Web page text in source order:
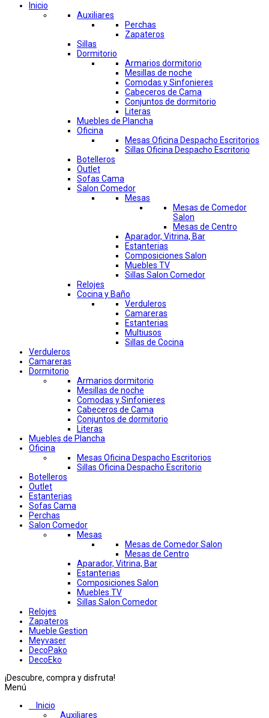
Inicio
Auxiliares
Perchas
Zapateros
Sillas
Dormitorio
Armarios dormitorio
Mesillas de noche
Comodas y Sinfonieres
Cabeceros de Cama
Conjuntos de dormitorio
Literas
Muebles de Plancha
Oficina
Mesas Oficina Despacho Escritorios
Sillas Oficina Despacho Escritorio
Botelleros
Outlet
Sofas Cama
Salon Comedor
Mesas
Mesas de Comedor
Salon
Mesas de Centro
Aparador, Vitrina, Bar
Estanterias
Composiciones Salon
Muebles TV
Sillas Salon Comedor
Relojes
Cocina y Baño
Verduleros
Camareras
Estanterias
Multiusos
Sillas de Cocina
Verduleros
Camareras
Dormitorio
Armarios dormitorio
Mesillas de noche
Comodas y Sinfonieres
Cabeceros de Cama
Conjuntos de dormitorio
Literas
Muebles de Plancha
Oficina
Mesas Oficina Despacho Escritorios
Sillas Oficina Despacho Escritorio
Botelleros
Outlet
Estanterias
Sofas Cama
Perchas
Salon Comedor
Mesas
Mesas de Comedor Salon
Mesas de Centro
Aparador, Vitrina, Bar
Estanterias
Composiciones Salon
Muebles TV
Sillas Salon Comedor
Relojes
Zapateros
Mueble Gestion
Meyvaser
DecoPako
DecoEko
¡Descubre, compra y disfruta!
Menú
Inicio
Auxiliares